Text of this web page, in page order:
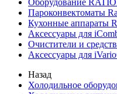
Оборудование
Пароконвектоматы
Кухонные аппараты
Аксессуары для
Очистители и
Аксессуары для
Назад
Холодильное